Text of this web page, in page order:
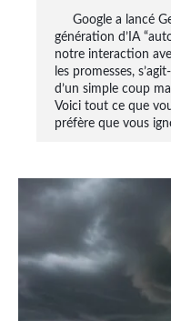
Google a lancé
génération d’IA
notre interaction
les promesses,
d’un simple coup
Voici tout ce que
préfère que vous